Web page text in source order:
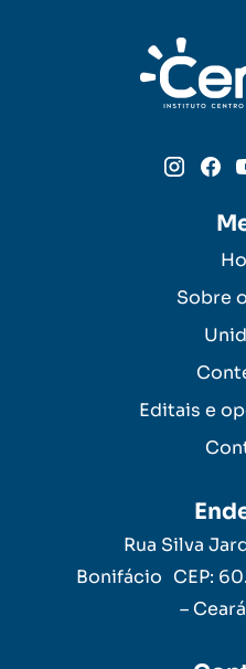
Sobre
Editais e
Rua Silva
Bonifácio CEP:
–